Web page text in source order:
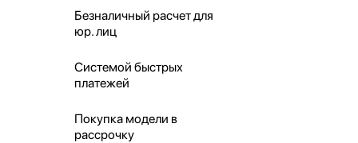
Безналичный расчет для
юр. лиц
Системой быстрых
платежей
Покупка модели в
рассрочку